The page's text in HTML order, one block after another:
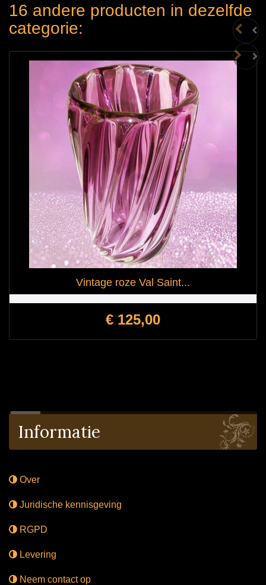
16 andere producten in dezelfde
categorie:
Vintage roze Val Saint...
Prijs
€ 125,00
Informatie
Over
Juridische kennisgeving
RGPD
Levering
Neem contact op